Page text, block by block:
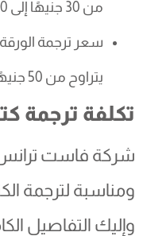
من 30 جنيهًا إلى 80 جنيهًا.
سعر ترجمة
يتراوح من 50 جنيهًا إلى 200 جنيهًا.
تكلفة ترجمة
شركة فاست
ومناسبة لترجمة
وإليك التفاصيل